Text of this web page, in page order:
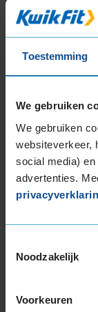
Toestemming
We gebruiken
We gebruiken
websiteverkeer,
social media)
advertenties.
Noodzakelijk
Voorkeuren
Deze band is
In de
deze band
met B-